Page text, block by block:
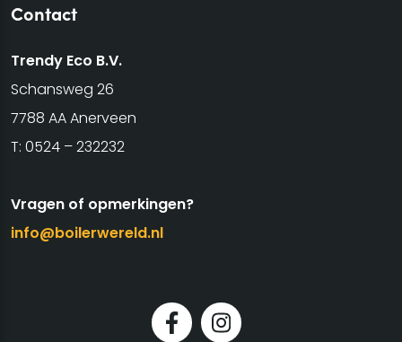
Contact
Trendy Eco B.V.
Schansweg 26
7788 AA Anerveen
T: 0524 – 232232
Vragen of opmerkingen?
info@boilerwereld.nl